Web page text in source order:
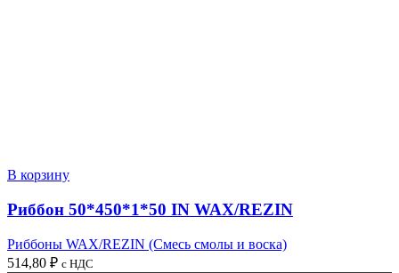
В корзину
Риббон 50*450*1*50 IN WAX/REZIN
Риббоны WAX/REZIN (Смесь смолы и воска)
514,80 ₽ с НДС